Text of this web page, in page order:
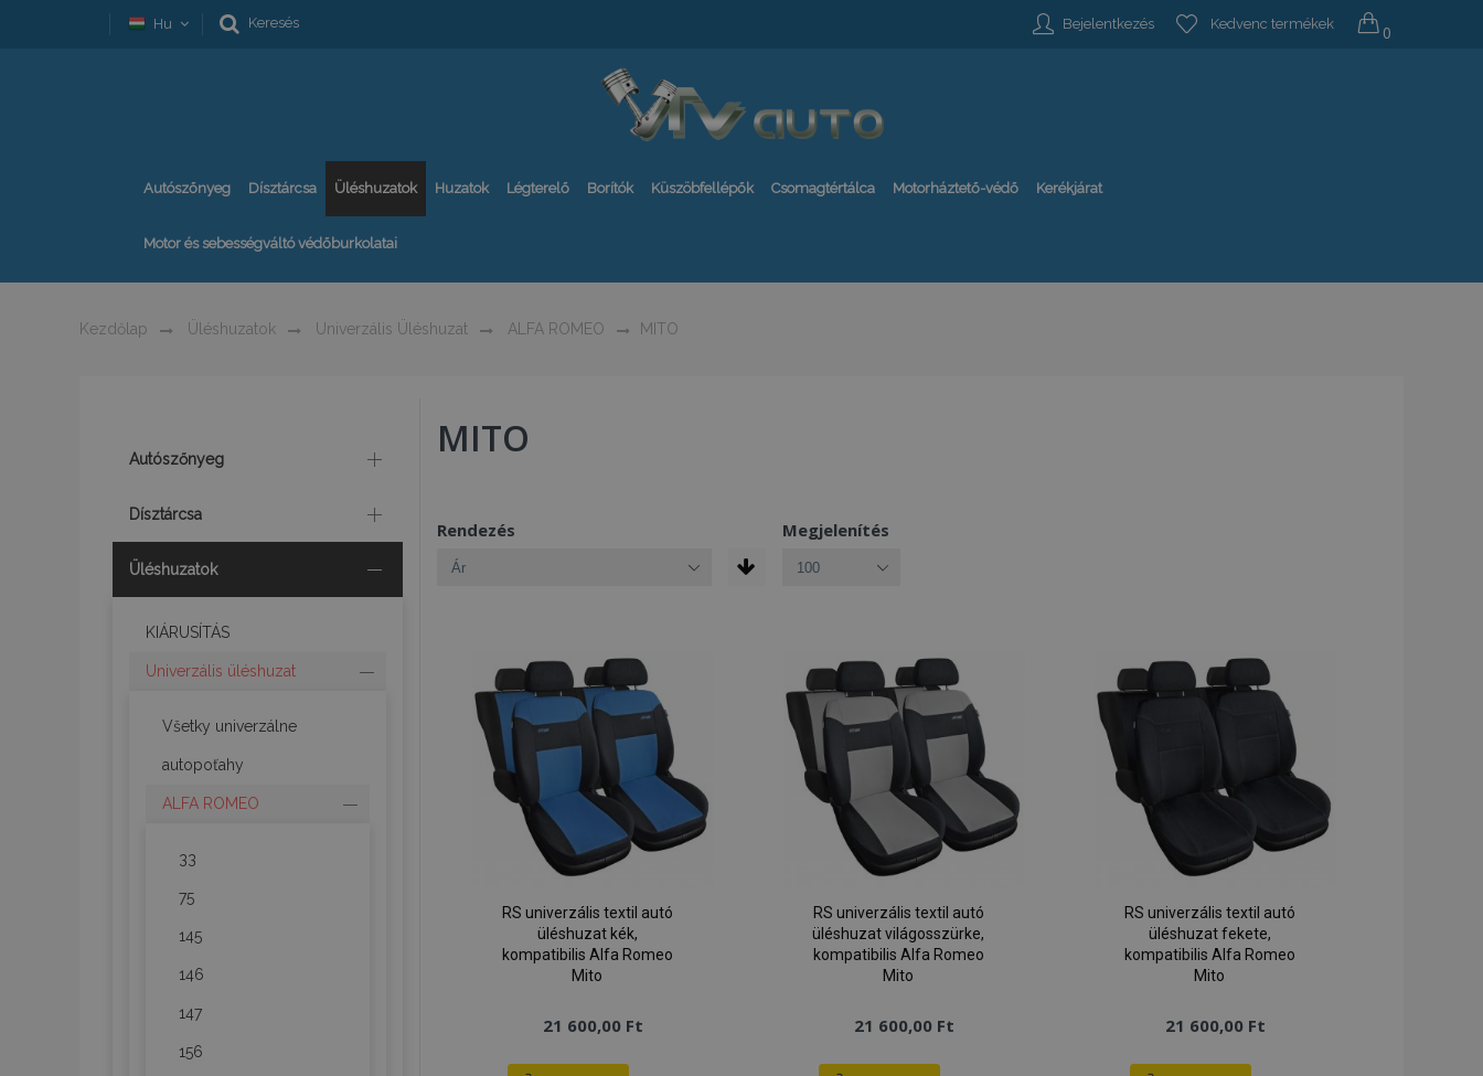
Hu Keresés Bejelentkezés Kedvenc termékek 0
Autószőnyeg Dísztárcsa Üléshuzatok Huzatok Légterelő Borítók Küszöbfellépők Csomagtértálca Motorháztető-védő Kerékjárat
Motor és sebességváltó védőburkolatai
Kezdőlap Üléshuzatok Univerzális Üléshuzat ALFA ROMEO MITO
MITO
Rendezés Megjelenítés
RS univerzális textil autó
üléshuzat kék,
kompatibilis Alfa Romeo
Mito
21 600,00 Ft
RS univerzális textil autó
üléshuzat világosszürke,
kompatibilis Alfa Romeo
Mito
21 600,00 Ft
RS univerzális textil autó
üléshuzat fekete,
kompatibilis Alfa Romeo
Mito
21 600,00 Ft
Autószőnyeg
Dísztárcsa
Üléshuzatok
KIÁRUSÍTÁS
Univerzális üléshuzat
Všetky univerzálne
autopoťahy
ALFA ROMEO
33
75
145
146
147
156